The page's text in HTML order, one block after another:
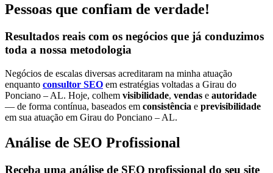
Pessoas que confiam de verdade!
Resultados reais com os negócios que já conduzimos
toda a nossa metodologia
Negócios de escalas diversas acreditaram na minha atuação
enquanto consultor SEO em estratégias voltadas a Girau do
Ponciano – AL. Hoje, colhem visibilidade, vendas e autoridade
— de forma contínua, baseados em consistência e previsibilidade
em sua atuação em Girau do Ponciano – AL.
Análise de SEO Profissional
Receba uma análise de SEO profissional do seu site